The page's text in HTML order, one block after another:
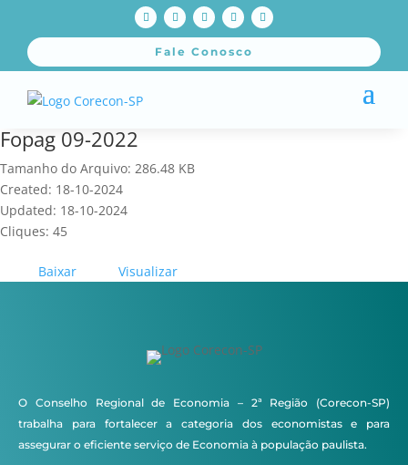
Fale Conosco
Fopag 09-2022
Tamanho do Arquivo: 286.48 KB
Created: 18-10-2024
Updated: 18-10-2024
Cliques: 45
Baixar Visualizar
O Conselho Regional de Economia – 2ª Região (Corecon-SP)
trabalha para fortalecer a categoria dos economistas e para
assegurar o eficiente serviço de Economia à população paulista.